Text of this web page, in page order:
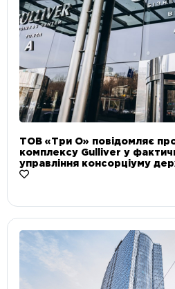
ТОВ «Три О» повідомляє
комплексу Gulliver у
управління консорціуму